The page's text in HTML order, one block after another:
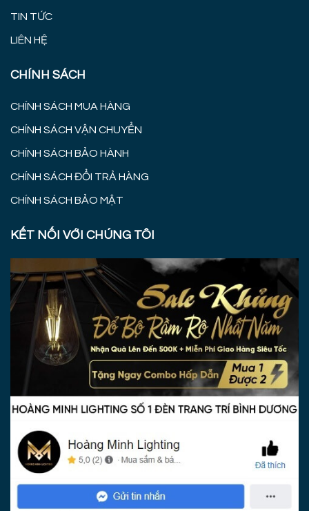
TIN TỨC
LIÊN HỆ
CHÍNH SÁCH
CHÍNH SÁCH MUA HÀNG
CHÍNH SÁCH VẬN CHUYỂN
CHÍNH SÁCH BẢO HÀNH
CHÍNH SÁCH ĐỔI TRẢ HÀNG
CHÍNH SÁCH BẢO MẬT
KẾT NỐI VỚI CHÚNG TÔI